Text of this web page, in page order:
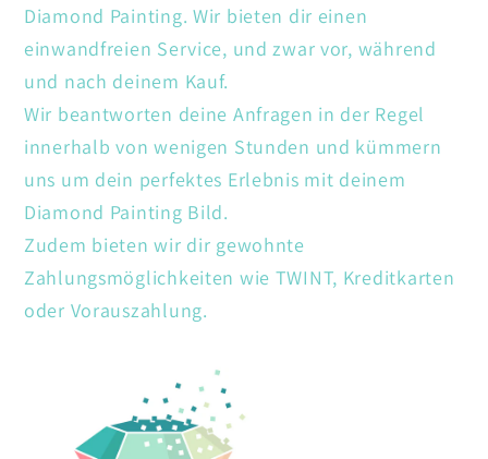
Diamond Painting. Wir bieten dir einen
einwandfreien Service, und zwar vor, während
und nach deinem Kauf.
Wir beantworten deine Anfragen in der Regel
innerhalb von wenigen Stunden und kümmern
uns um dein perfektes Erlebnis mit deinem
Diamond Painting Bild.
Zudem bieten wir dir gewohnte
Zahlungsmöglichkeiten wie TWINT, Kreditkarten
oder Vorauszahlung.